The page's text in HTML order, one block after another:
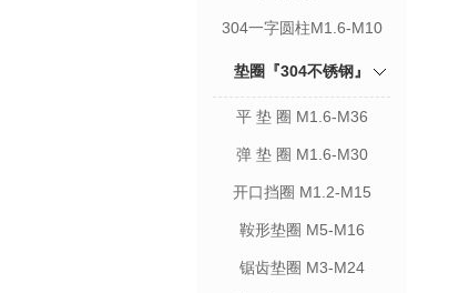
304一字圆柱M1.6-M10
垫圈『304不锈钢』
平 垫 圈 M1.6-M36
弹 垫 圈 M1.6-M30
开口挡圈 M1.2-M15
鞍形垫圈 M5-M16
锯齿垫圈 M3-M24